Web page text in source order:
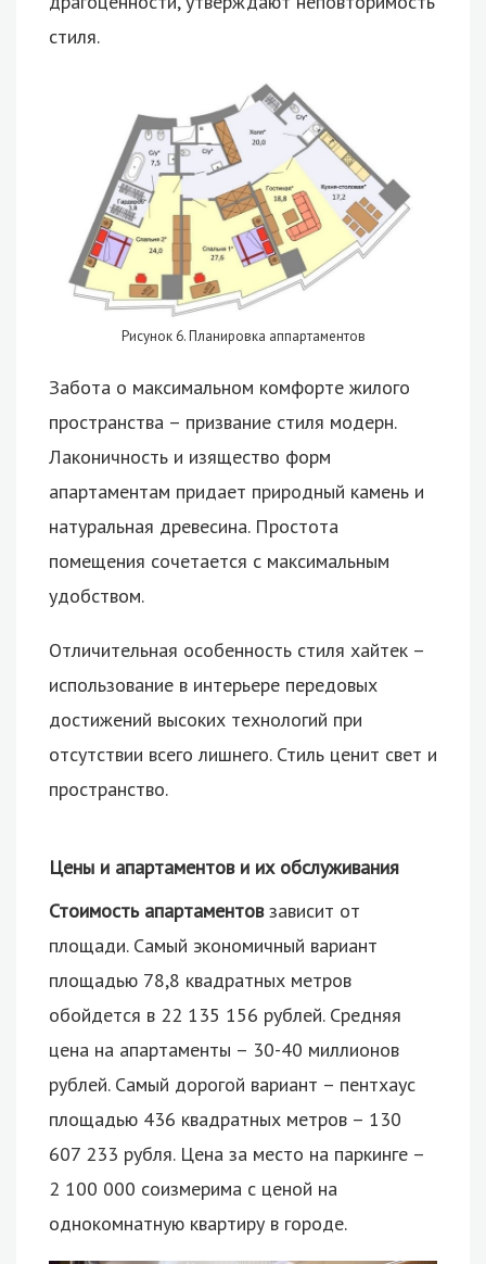
стиля.
Рисунок 6. Планировка аппартаментов
Забота о максимальном комфорте жилого
пространства – призвание стиля модерн.
Лаконичность и изящество форм
апартаментам придает природный камень и
натуральная древесина. Простота
помещения сочетается с максимальным
удобством.
Отличительная особенность стиля хайтек –
использование в интерьере передовых
достижений высоких технологий при
отсутствии всего лишнего. Стиль ценит свет и
пространство.
Цены и апартаментов и их обслуживания
Стоимость апартаментовзависит от
площади. Самый экономичный вариант
площадью 78,8 квадратных метров
обойдется в 22 135 156 рублей. Средняя
цена на апартаменты – 30-40 миллионов
рублей. Самый дорогой вариант – пентхаус
площадью 436 квадратных метров – 130
607 233 рубля. Цена за место на паркинге –
2 100 000 соизмерима с ценой на
однокомнатную квартиру в городе.